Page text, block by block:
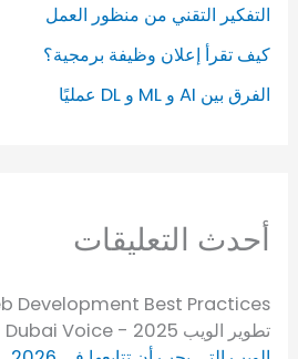
التفكير التقني من منظور العمل
كيف تقرأ إعلان وظيفة برمجية؟
الفرق بين AI و ML و DL عمليًا
أحدث التعليقات
تطوير الويب 2025 - Dubai Voice